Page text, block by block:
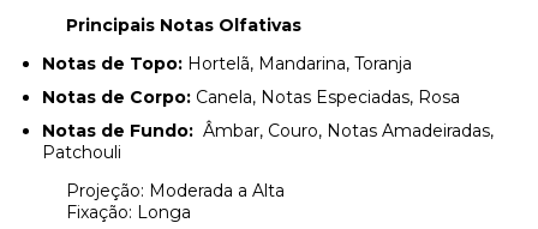
Principais Notas Olfativas
Notas de Topo: Hortelã, Mandarina, Toranja
Notas de Corpo: Canela, Notas Especiadas, Rosa
Notas de Fundo: Âmbar, Couro, Notas Amadeiradas,
Patchouli
Projeção: Moderada a Alta
Fixação: Longa